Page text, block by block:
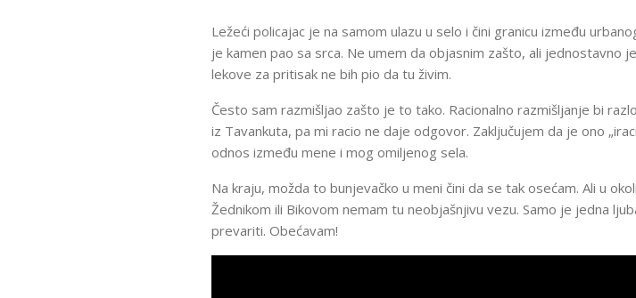
Ležeći policajac je na samom ulazu u selo i čini granicu između
je kamen pao sa srca. Ne umem da objasnim zašto, ali jednostavno
lekove za pritisak ne bih pio da tu živim.
Često sam razmišljao zašto je to tako. Racionalno razmišljanje bi
iz Tavankuta, pa mi racio ne daje odgovor. Zaključujem da je ono
odnos između mene i mog omiljenog sela.
Na kraju, možda to bunjevačko u meni čini da se tak osećam. Ali u
Žednikom ili Bikovom nemam tu neobjašnjivu vezu. Samo je jedna
prevariti. Obećavam!